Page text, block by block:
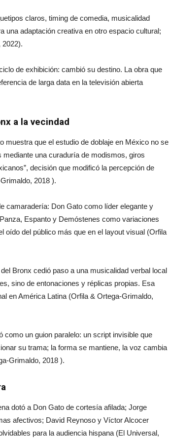
claros, timing de comedia, musicalidad
adaptación creativa en otro espacio cultural;
2022).
de exhibición: cambió su destino. La obra que
de larga data en la televisión abierta
a la vecindad
que el estudio de doblaje en México no se
una curaduría de modismos, giros
decisión que modificó la percepción de
2018 ).
camaradería: Don Gato como líder elegante y
Espanto y Demóstenes como variaciones
del público más que en el layout visual (Orfila
Bronx cedió paso a una musicalidad verbal local
sino de entonaciones y réplicas propias. Esa
en América Latina (Orfila & Ortega-Grimaldo,
como un guion paralelo: un script invisible que
su trama; la forma se mantiene, la voz cambia
Grimaldo, 2018 ).
dotó a Don Gato de cortesía afilada; Jorge
afectivos; David Reynoso y Víctor Alcocer
para la audiencia hispana (El Universal,